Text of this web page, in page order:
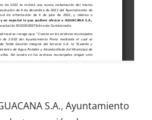
S.A., Ayuntamiento